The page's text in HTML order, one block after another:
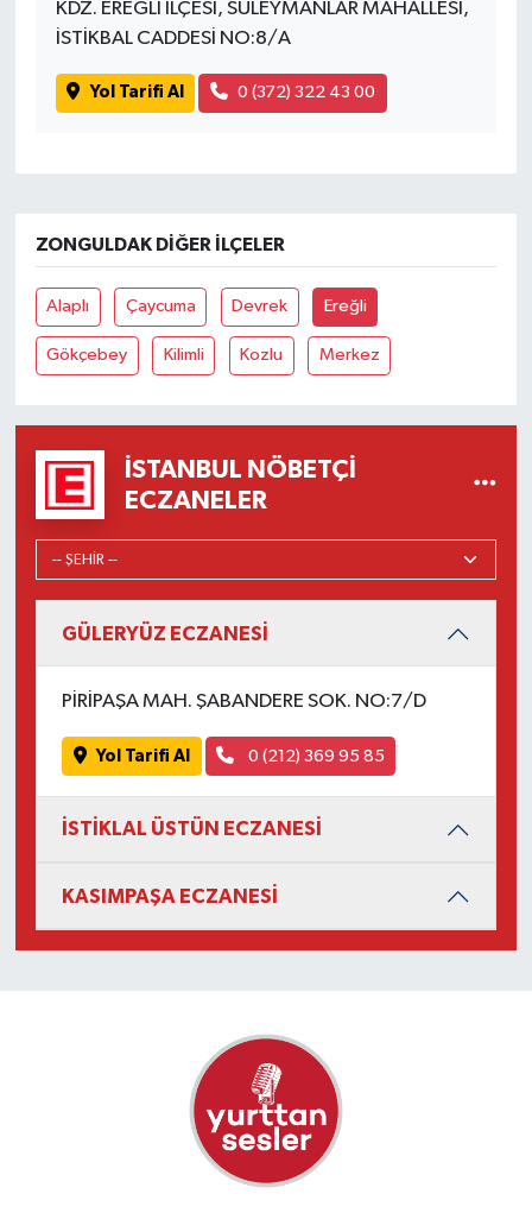
KDZ. EREĞLİ İLÇESİ, SÜLEYMANLAR MAHALLESİ,
İSTİKBAL CADDESİ NO:8/A
Yol Tarifi Al 0 (372) 322 43 00
ZONGULDAK DIĞER İLÇELER
Alaplı Çaycuma Devrek Ereğli
Gökçebey Kilimli Kozlu Merkez
İSTANBUL NÖBETÇI
ECZANELER
GÜLERYÜZ ECZANESİ
PİRİPAŞA MAH. ŞABANDERE SOK. NO:7/D
Yol Tarifi Al 0 (212) 369 95 85
İSTİKLAL ÜSTÜN ECZANESİ
KASIMPAŞA ECZANESİ